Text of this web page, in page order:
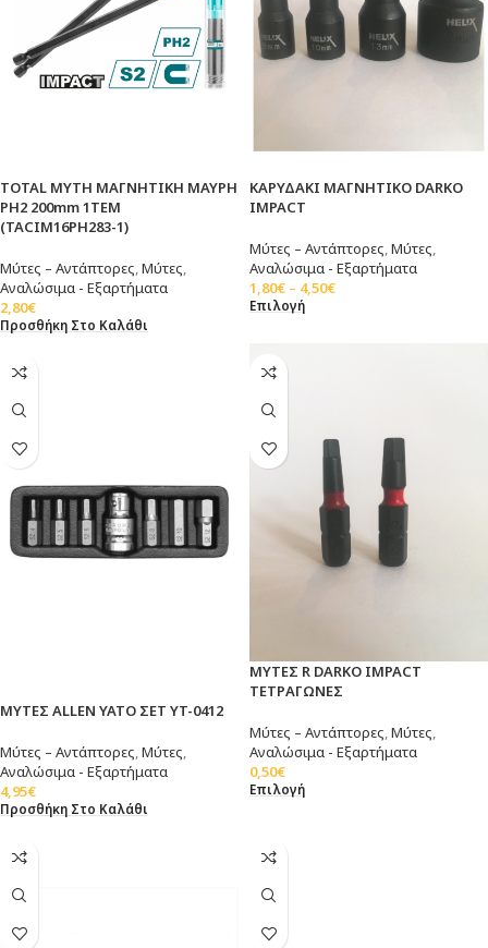
TOTAL ΜΥΤΗ ΜΑΓΝΗΤΙΚΗ ΜΑΥΡΗ
ΡH2 200mm 1ΤΕΜ
(TACIM16PH283-1)
Μύτες – Αντάπτορες,Μύτες,
Αναλώσιμα - Εξαρτήματα
2,80€
Προσθήκη Στο Καλάθι
ΚΑΡΥΔΑΚΙ ΜΑΓΝΗΤΙΚΟ DARKO
IMPACT
Μύτες – Αντάπτορες,Μύτες,
Αναλώσιμα - Εξαρτήματα
1,80€ – 4,50€
Επιλογή
ΜΥΤΕΣ ALLEN YATO ΣΕΤ YT-0412
Μύτες – Αντάπτορες,Μύτες,
Αναλώσιμα - Εξαρτήματα
4,95€
Προσθήκη Στο Καλάθι
ΜΥΤΕΣ R DARKO IMPACT
ΤΕΤΡΑΓΩΝΕΣ
Μύτες – Αντάπτορες,Μύτες,
Αναλώσιμα - Εξαρτήματα
0,50€
Επιλογή